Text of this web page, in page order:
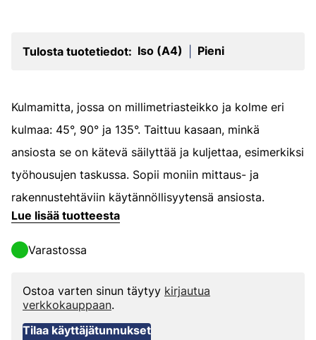
Tulosta tuotetiedot: Iso (A4) Pieni
Kulmamitta, jossa on millimetriasteikko ja kolme eri
kulmaa: 45°, 90° ja 135°. Taittuu kasaan, minkä
ansiosta se on kätevä säilyttää ja kuljettaa, esimerkiksi
työhousujen taskussa. Sopii moniin mittaus- ja
rakennustehtäviin käytännöllisyytensä ansiosta.
Lue lisää tuotteesta
Varastossa
Ostoa varten sinun täytyy kirjautua
verkkokauppaan.
Tilaa käyttäjätunnukset